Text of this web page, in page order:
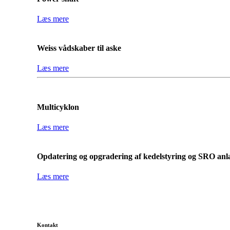
Læs mere
Weiss vådskaber til aske
Læs mere
Multicyklon
Læs mere
Opdatering og opgradering af kedelstyring og SRO
Læs mere
Kontakt